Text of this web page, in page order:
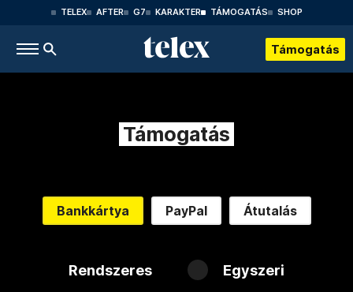
TELEX AFTER G7 KARAKTER TÁMOGATÁS SHOP
Támogatás
Támogatás
Bankkártya PayPal Átutalás
Rendszeres Egyszeri